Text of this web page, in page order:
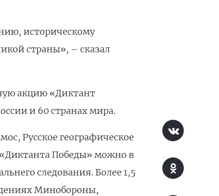
историческому
страны», – сказал
акцию «Диктант
и 60 странах мира.
Русское географическое
Победы» можно в
следования. Более 1,5
Минобороны,